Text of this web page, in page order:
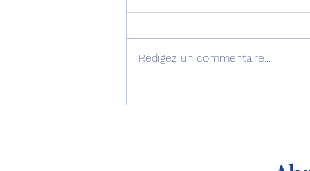
Rédigez un commentaire...